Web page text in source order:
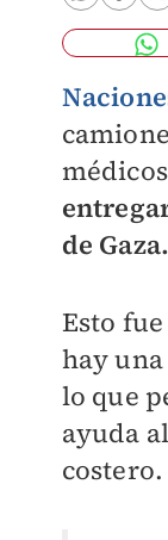
de Gaza.
Esto
hay
lo que
ayuda
costero.